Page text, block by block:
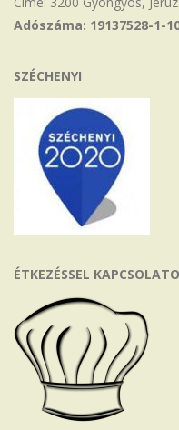
Adószáma: 19137528-1-
SZÉCHENYI
ÉTKEZÉSSEL